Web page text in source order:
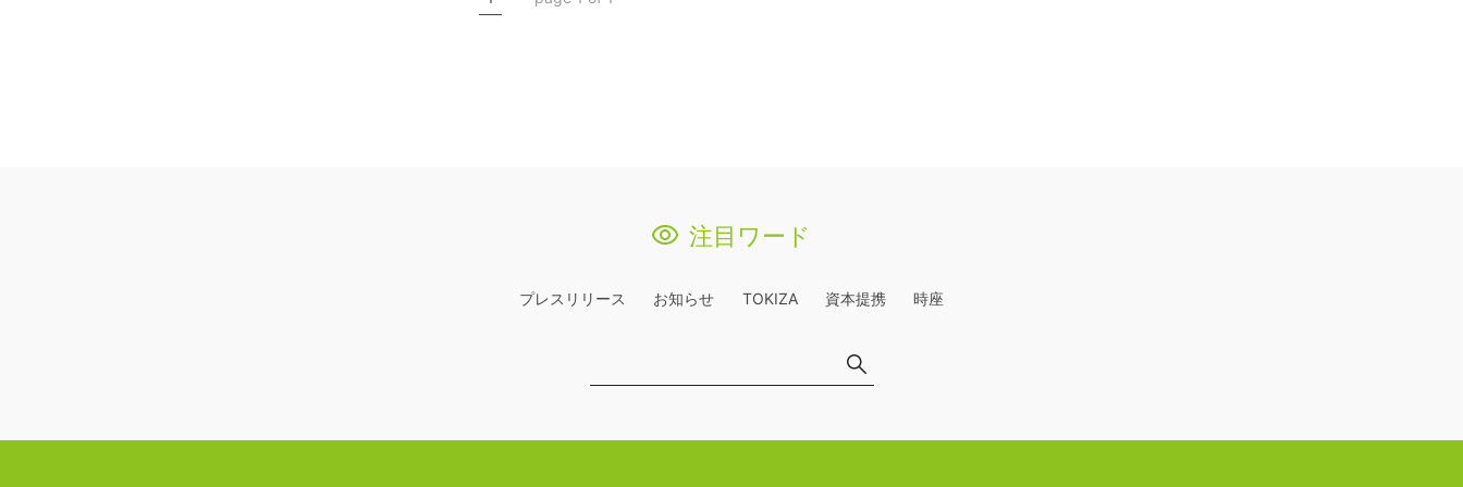
注目ワード
プレスリリース お知らせ TOKIZA 資本提携 時座